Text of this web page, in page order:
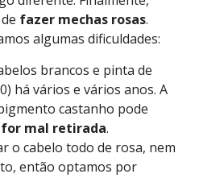
fazer mechas rosas.
algumas dificuldades:
brancos e pinta de
há vários e vários anos. A
castanho pode
for mal retirada.
o cabelo todo de rosa, nem
então optamos por